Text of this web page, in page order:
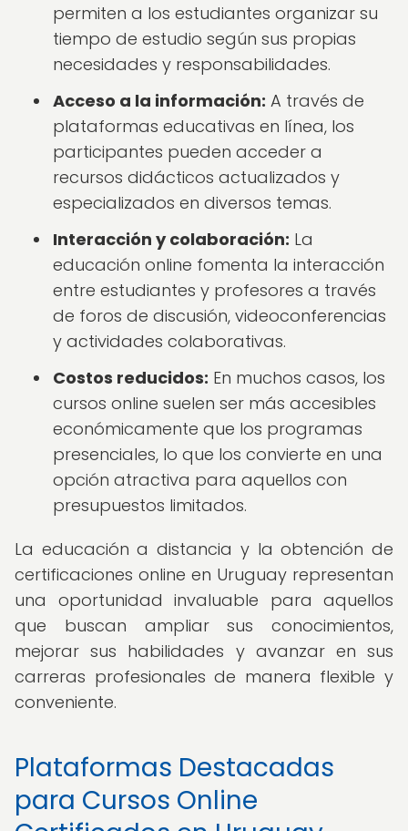
permiten a los estudiantes organizar su
tiempo de estudio según sus propias
necesidades y responsabilidades.
Acceso a la información: A través de
plataformas educativas en línea, los
participantes pueden acceder a
recursos didácticos actualizados y
especializados en diversos temas.
Interacción y colaboración: La
educación online fomenta la interacción
entre estudiantes y profesores a través
de foros de discusión, videoconferencias
y actividades colaborativas.
Costos reducidos: En muchos casos, los
cursos online suelen ser más accesibles
económicamente que los programas
presenciales, lo que los convierte en una
opción atractiva para aquellos con
presupuestos limitados.
La educación a distancia y la obtención de
certificaciones online en Uruguay representan
una oportunidad invaluable para aquellos
que buscan ampliar sus conocimientos,
mejorar sus habilidades y avanzar en sus
carreras profesionales de manera flexible y
conveniente.
Plataformas Destacadas
para Cursos Online